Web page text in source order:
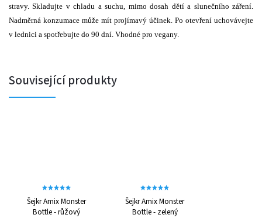
stravy. Skladujte v chladu a suchu, mimo dosah dětí a slunečního záření.
Nadměrná konzumace může mít projímavý účinek. Po otevření uchovávejte
v lednici a spotřebujte do 90 dní. Vhodné pro vegany.
Související produkty
Šejkr Amix Monster
Bottle - růžový
Šejkr Amix Monster
Bottle - zelený